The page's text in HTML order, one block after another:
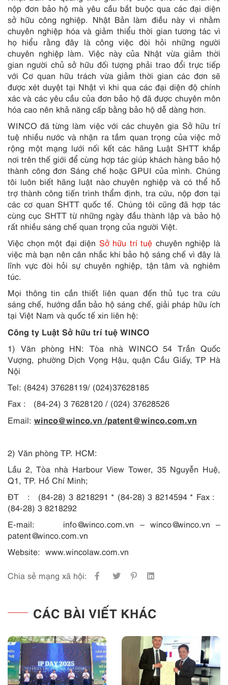
nộp đơn bảo hộ mà yêu cầu bắt buộc qua các đại diện
sở hữu công nghiệp. Nhật Bản làm điều này vì nhằm
chuyên nghiệp hóa và giảm thiểu thời gian tương tác vì
họ hiểu rằng đây là công việc đòi hỏi những người
chuyên nghiệp làm. Việc này của Nhật vừa giảm thời
gian người chủ sở hữu đối tượng phải trao đổi trực tiếp
với Cơ quan hữu trách vừa giảm thời gian các đơn sẽ
được xét duyệt tại Nhật vì khi qua các đại diện độ chính
xác và các yêu cầu của đơn bảo hộ đã được chuyên môn
hóa cao nên khả năng cấp bằng bảo hộ dễ dàng hơn.
WINCO đã từng làm việc với các chuyên gia Sở hữu trí
tuệ nhiều nước và nhận ra tầm quan trọng của việc mở
rộng một mạng lưới nối kết các hãng Luật SHTT khắp
nơi trên thế giới để cùng hợp tác giúp khách hàng bảo hộ
thành công đơn Sáng chế hoặc GPUI của mình. Chúng
tôi luôn biết hãng luật nào chuyên nghiệp và có thể hỗ
trợ thành công tiến trình thẩm định, tra cứu, nộp đơn tại
các cơ quan SHTT quốc tế. Chúng tôi cũng đã hợp tác
cùng cục SHTT từ những ngày đầu thành lập và bảo hộ
rất nhiều sáng chế quan trọng của người Việt.
Việc chọn một đại diện Sở hữu trí tuệ chuyên nghiệp là
việc mà bạn nên cân nhắc khi bảo hộ sáng chế vì đây là
lĩnh vực đòi hỏi sự chuyên nghiệp, tận tâm và nghiêm
túc.
Mọi thông tin cần thiết liên quan đến thủ tục tra cứu
sáng chế, hướng dẫn bảo hộ sáng chế, giải pháp hữu ích
tại Việt Nam và quốc tế xin liên hệ:
Công ty Luật Sở hữu trí tuệ WINCO
1) Văn phòng HN: Tòa nhà WINCO 54 Trần Quốc
Vượng, phường Dịch Vọng Hậu, quận Cầu Giấy, TP Hà
Nội
Tel: (8424) 37628119/ (024)37628185
Fax : (84-24) 3 7628120 / (024) 37628526
Email: winco@winco.vn /patent@winco.com.vn
2) Văn phòng TP. HCM:
Lầu 2, Tòa nhà Harbour View Tower, 35 Nguyễn Huệ,
Q1, TP. Hồ Chí Minh;
ĐT : (84-28) 3 8218291 * (84-28) 3 8214594 * Fax :
(84-28) 3 8218292
E-mail: info@winco.com.vn – winco@winco.vn –
patent@winco.com.vn
Website: www.wincolaw.com.vn
Chia sẻ mạng xã hội:
CÁC BÀI VIẾT KHÁC